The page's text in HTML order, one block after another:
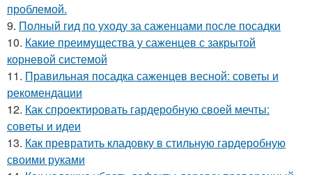
проблемой.
9. Полный гид по уходу за саженцами после посадки
10. Какие преимущества у саженцев с закрытой
корневой системой
11. Правильная посадка саженцев весной: советы и
рекомендации
12. Как спроектировать гардеробную своей мечты:
советы и идеи
13. Как превратить кладовку в стильную гардеробную
своими руками